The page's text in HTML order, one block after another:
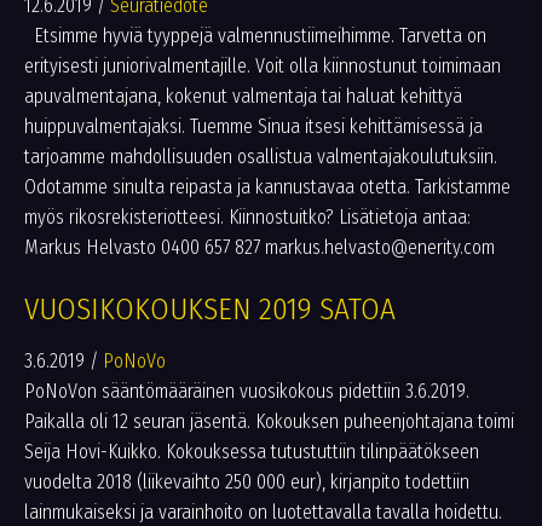
12.6.2019 / Seuratiedote
Etsimme hyviä tyyppejä valmennustiimeihimme. Tarvetta on
erityisesti juniorivalmentajille. Voit olla kiinnostunut toimimaan
apuvalmentajana, kokenut valmentaja tai haluat kehittyä
huippuvalmentajaksi. Tuemme Sinua itsesi kehittämisessä ja
tarjoamme mahdollisuuden osallistua valmentajakoulutuksiin.
Odotamme sinulta reipasta ja kannustavaa otetta. Tarkistamme
myös rikosrekisteriotteesi. Kiinnostuitko? Lisätietoja antaa:
Markus Helvasto 0400 657 827 markus.helvasto@enerity.com
VUOSIKOKOUKSEN 2019 SATOA
3.6.2019 / PoNoVo
PoNoVon sääntömääräinen vuosikokous pidettiin 3.6.2019.
Paikalla oli 12 seuran jäsentä. Kokouksen puheenjohtajana toimi
Seija Hovi-Kuikko. Kokouksessa tutustuttiin tilinpäätökseen
vuodelta 2018 (liikevaihto 250 000 eur), kirjanpito todettiin
lainmukaiseksi ja varainhoito on luotettavalla tavalla hoidettu.